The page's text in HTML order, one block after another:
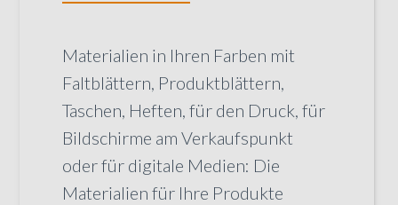
Materialien in Ihren Farben mit
Faltblättern, Produktblättern,
Taschen, Heften, für den Druck, für
Bildschirme am Verkaufspunkt
oder für digitale Medien: Die
Materialien für Ihre Produkte